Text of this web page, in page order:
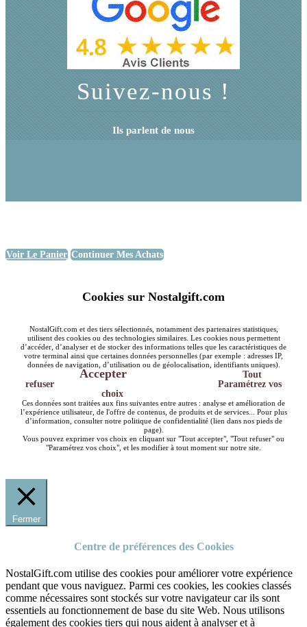
Suivez-nous !
Ils parlent de nous
Voir Le Panier Continuer Mes Achats
Cookies sur Nostalgift.com
NostalGift.com et des tiers sélectionnés, notamment des partenaires statistiques,
utilisent des cookies ou des technologies similaires. Les cookies nous permettent
d’accéder, d’analyser et de stocker des informations telles que les caractéristiques de
votre terminal ainsi que certaines données personnelles (par exemple : adresses IP,
données de navigation, d’utilisation ou de géolocalisation, identifiants uniques).
Accepter
Tout
refuser
Paramétrez vos
choix
Ces données sont traitées aux fins suivantes entre autres : analyse et amélioration de
l’expérience utilisateur, de l'offre de contenus, de produits et de services... Pour plus
d’information, consulter notre politique de confidentialité (lien dans nos pieds de
page).
Vous pouvez exprimer vos choix en cliquant sur "Tout accepter", "Tout refuser" ou
"Paramétrez vos choix", et les modifier à tout moment sur notre site.
Fermer
Centre de préférences des Cookies
NostalGift.com utilise des cookies pour améliorer votre expérience
pendant que vous naviguez. Parmi ces cookies, les cookies classés
comme nécessaires sont stockés sur votre navigateur car ils sont
essentiels au fonctionnement de base du site Web. Nous utilisons
également des cookies tiers qui nous aident à analyser et à